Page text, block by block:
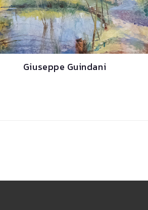
Giuseppe Guindani